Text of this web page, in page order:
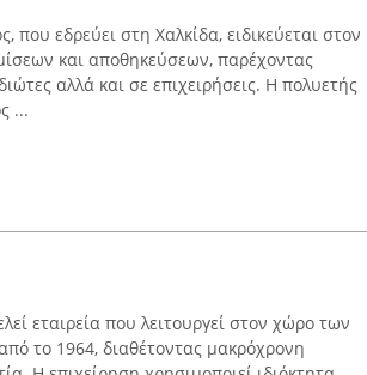
που εδρεύει στη Χαλκίδα, ειδικεύεται στον
και αποθηκεύσεων, παρέχοντας
αλλά και σε επιχειρήσεις. Η πολυετής
...
εταιρεία που λειτουργεί στον χώρο των
το 1964, διαθέτοντας μακρόχρονη